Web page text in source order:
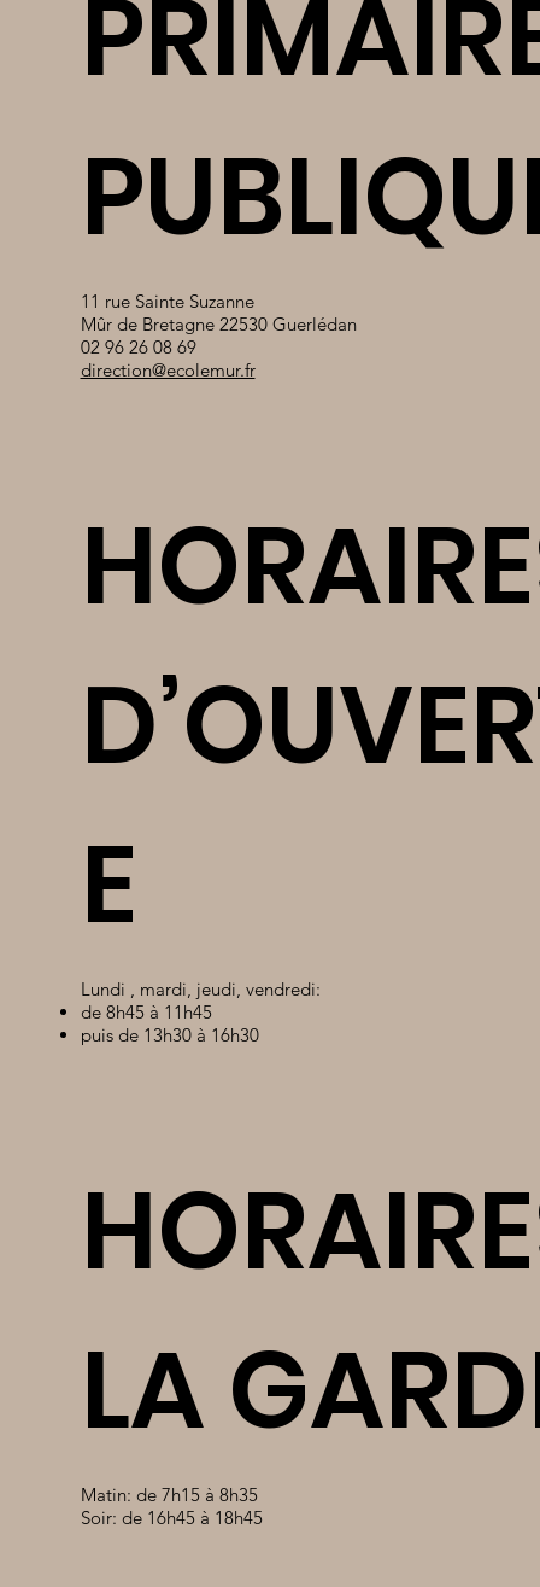
11 rue Sainte Suzanne
Mûr de Bretagne 22530 Guerlédan
02 96 26 08 69
direction@ecolemur.fr
E
Lundi , mardi, jeudi, vendredi:
de 8h45 à 11h45
puis de 13h30 à 16h30
LA
Matin: de 7h15 à 8h35
Soir: de 16h45 à 18h45